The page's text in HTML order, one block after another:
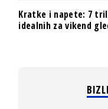
Kratke i napete: 7
idealnih za vikend